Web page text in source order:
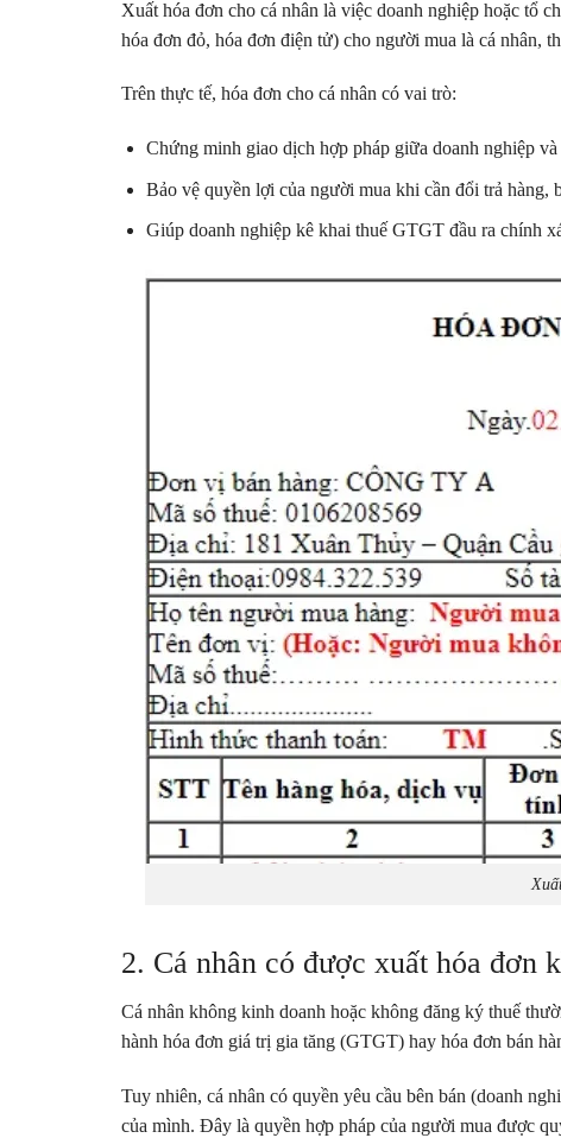
Xuất hóa đơn cho cá nhân là việc doanh nghiệp hoặc tổ
hóa đơn đỏ, hóa đơn điện tử) cho người mua là cá nhân,
Trên thực tế, hóa đơn cho cá nhân có vai trò:
Chứng minh giao dịch hợp pháp giữa doanh nghiệp và
Bảo vệ quyền lợi của người mua khi cần đổi trả hàng,
Giúp doanh nghiệp kê khai thuế GTGT đầu ra chính
2. Cá nhân có được xuất hóa đơn
Cá nhân không kinh doanh hoặc không đăng ký thuế
hành hóa đơn giá trị gia tăng (GTGT) hay hóa đơn bán
Tuy nhiên, cá nhân có quyền yêu cầu bên bán (doanh
của mình. Đây là quyền hợp pháp của người mua được